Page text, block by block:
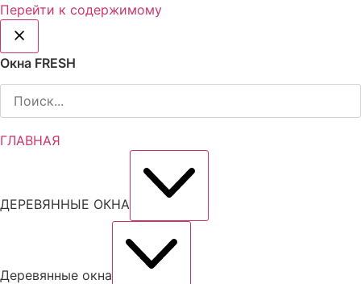
Перейти к содержимому
Окна FRESH
ГЛАВНАЯ
ДЕРЕВЯННЫЕ ОКНА
Деревянные окна